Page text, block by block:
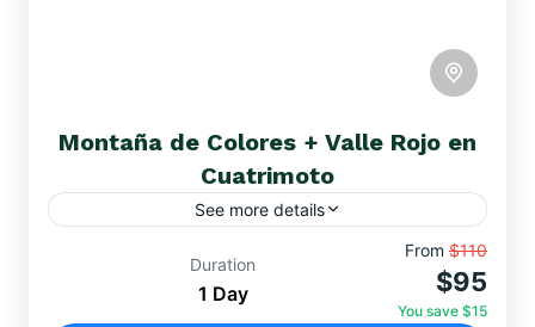
Montaña de Colores + Valle Rojo en
Cuatrimoto
See more details
Vive adrenalina, paisajes impactantes y conexión
andina: cuatrimoto, Valle Rojo y Montaña de
Colores en un día que transformará tus sentidos.
Duration
1 Day
From $110
$95
You save $15